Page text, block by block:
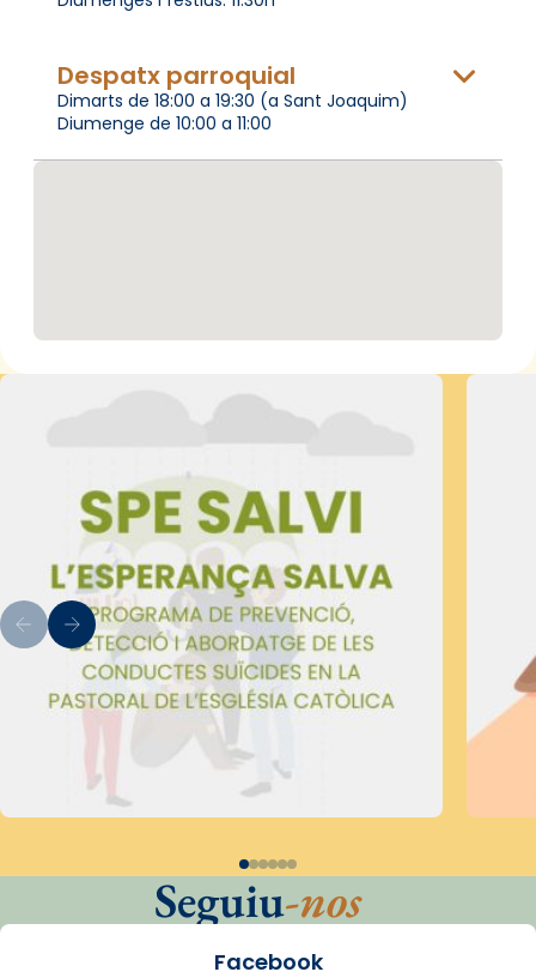
Despatx parroquial
Dimarts de 18:00 a 19:30 (a Sant Joaquim)
Diumenge de 10:00 a 11:00
Seguiu-nos
Facebook